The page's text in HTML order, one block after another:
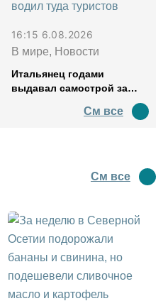
16:15 6.08.2026
В мире, Новости
Итальянец годами
выдавал самострой за
водил туда туристов
См все
См все